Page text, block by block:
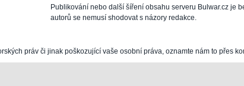
Publikování nebo další šíření obsahu serveru Bulwar.cz je
autorů se nemusí shodovat s názory redakce.
práv či jinak poškozující vaše osobní práva, oznamte nám to přes